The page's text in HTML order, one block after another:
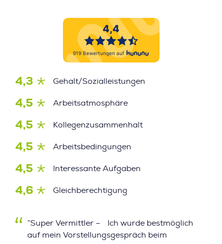
4,3 Gehalt/Sozialleistungen
4,5 Arbeitsatmosphäre
4,5 Kollegenzusammenhalt
4,5 Arbeitsbedingungen
4,5 Interessante Aufgaben
4,6 Gleichberechtigung
”Super Vermittler – Ich wurde bestmöglich
auf mein Vorstellungsgespräch beim